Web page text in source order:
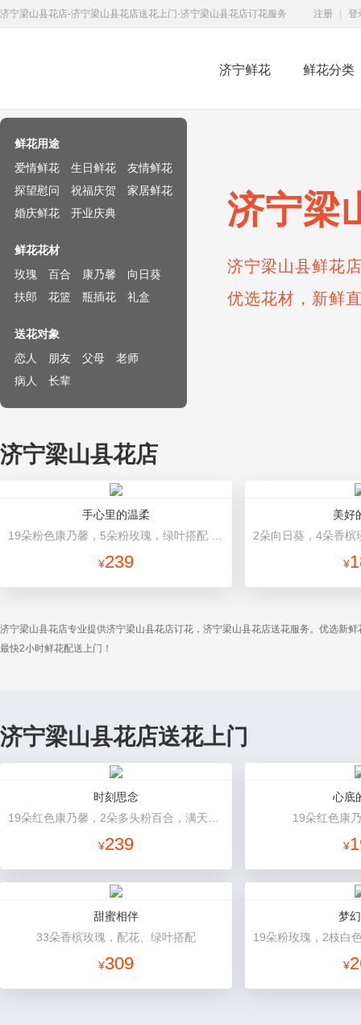
济宁梁山县花店-济宁梁山县花店送花上门-济宁梁山县花店订花服务 注册 登
济宁鲜花 鲜花分类
济宁梁
济宁梁山县鲜花
优选花材，新鲜
鲜花用途
爱情鲜花
生日鲜花
友情鲜花
探望慰问
祝福庆贺
家居鲜花
婚庆鲜花
开业庆典
鲜花花材
玫瑰
百合 康乃馨
向日葵
扶郎
花篮 瓶插花 礼盒
送花对象
恋人
朋友 父母
老师
病人
长辈
济宁梁山县花店
手心里的温柔
¥239
美好
¥
济宁梁山县花店专业提供济宁梁山县花店订花，济宁梁山县花店送花服务。优选新
最快2小时鲜花配送上门！
济宁梁山县花店送花上门
时刻思念
¥239
心底
19朵红色康
¥
甜蜜相伴
33朵香槟玫瑰，配花、绿叶搭配
¥309
梦
¥